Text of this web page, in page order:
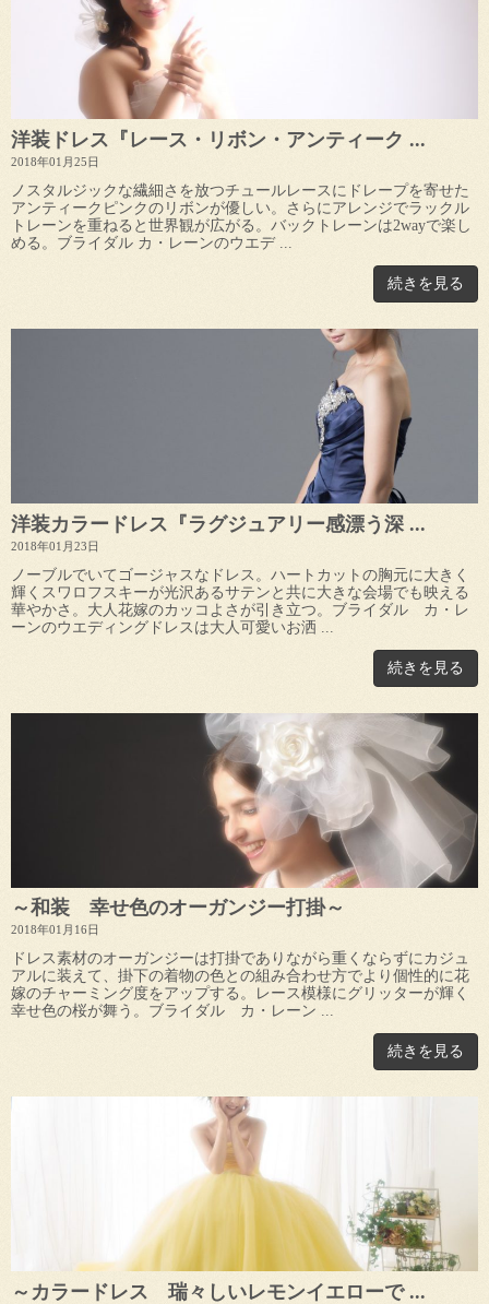
洋装ドレス『レース・リボン・アンティーク ...
2018年01月25日
ノスタルジックな繊細さを放つチュールレースにドレープを寄せた
アンティークピンクのリボンが優しい。さらにアレンジでラックル
トレーンを重ねると世界観が広がる。バックトレーンは2wayで楽し
める。ブライダル カ・レーンのウエデ ...
続きを見る
洋装カラードレス『ラグジュアリー感漂う深 ...
2018年01月23日
ノーブルでいてゴージャスなドレス。ハートカットの胸元に大きく
輝くスワロフスキーが光沢あるサテンと共に大きな会場でも映える
華やかさ。大人花嫁のカッコよさが引き立つ。ブライダル カ・レ
ーンのウエディングドレスは大人可愛いお洒 ...
続きを見る
～和装 幸せ色のオーガンジー打掛～
2018年01月16日
ドレス素材のオーガンジーは打掛でありながら重くならずにカジュ
アルに装えて、掛下の着物の色との組み合わせ方でより個性的に花
嫁のチャーミング度をアップする。レース模様にグリッターが輝く
幸せ色の桜が舞う。ブライダル カ・レーン ...
続きを見る
～カラードレス 瑞々しいレモンイエローで ...